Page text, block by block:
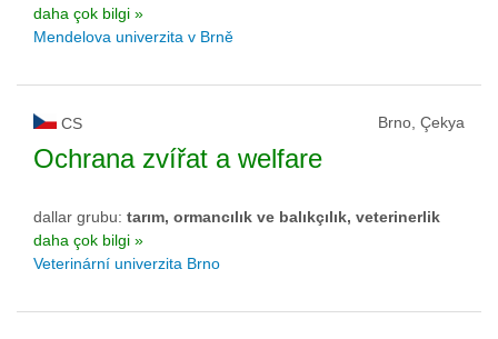
daha çok bilgi »
Mendelova univerzita v Brně
CS Brno, Çekya
Ochrana zvířat a welfare
dallar grubu: tarım, ormancılık ve balıkçılık, veterinerlik
daha çok bilgi »
Veterinární univerzita Brno